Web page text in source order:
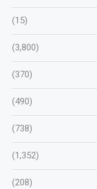
(15)
(3,800)
(370)
(490)
(738)
(1,352)
(208)